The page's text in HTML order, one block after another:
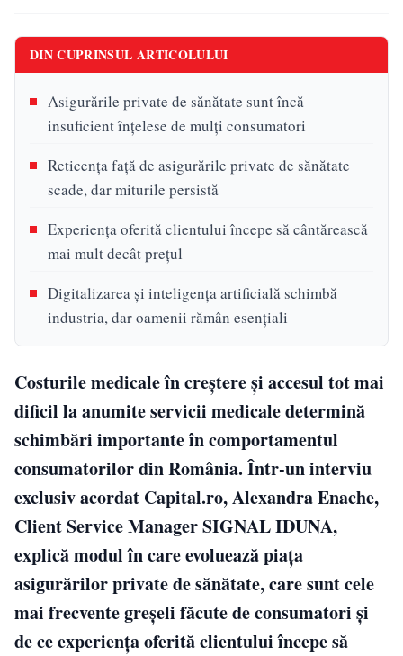
DIN CUPRINSUL ARTICOLULUI
Asigurările private de sănătate sunt încă
insuficient înțelese de mulți consumatori
Reticența față de asigurările private de sănătate
scade, dar miturile persistă
Experiența oferită clientului începe să cântărească
mai mult decât prețul
Digitalizarea și inteligența artificială schimbă
industria, dar oamenii rămân esențiali
Costurile medicale în creștere și accesul tot mai
dificil la anumite servicii medicale determină
schimbări importante în comportamentul
consumatorilor din România. Într-un interviu
exclusiv acordat Capital.ro, Alexandra Enache,
Client Service Manager SIGNAL IDUNA,
explică modul în care evoluează piața
asigurărilor private de sănătate, care sunt cele
mai frecvente greșeli făcute de consumatori și
de ce experiența oferită clientului începe să